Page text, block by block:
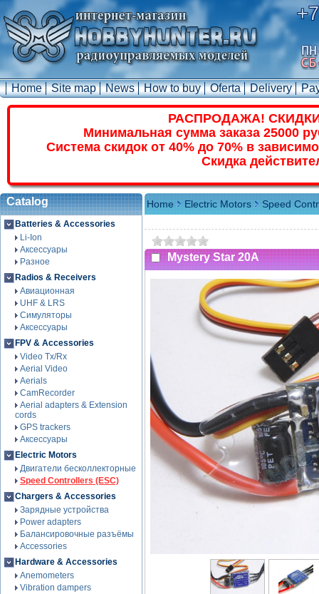
Home Site map News How to buy Oferta Delivery
РАСПРОДАЖА!
Минимальная сумма заказа 25000
Система скидок от 40% до 70% в
Скидка
Catalog
Batteries & Accessories
Li-Ion
Аксессуары
Разное
Radios & Receivers
Авиационная
UHF & LRS
Симуляторы
Аксессуары
FPV & Accessories
Video Tx/Rx
Aerial Video
Aerials
CamRecorder
Aerial adapters & Extension
cords
GPS trackers
Аксессуары
Electric Motors
Двигатели бесколлекторные
Speed Controllers (ESC)
Chargers & Accessories
Зарядные устройства
Power adapters
Балансировочные разъёмы
Accessories
Hardware & Accessories
Anemometers
Vibration dampers
Home Electric Motors Speed
Mystery Star 20A